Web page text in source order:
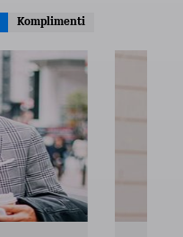
Komplimenti